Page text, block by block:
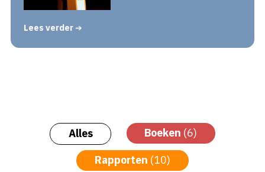
Lees verder
Alles Boeken (6)
Rapporten (10)